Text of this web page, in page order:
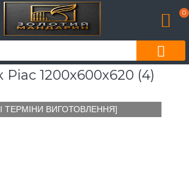
0
Ріас 1200х600х620 (4)
ТЕРМІНИ ВИГОТОВЛЕННЯ]